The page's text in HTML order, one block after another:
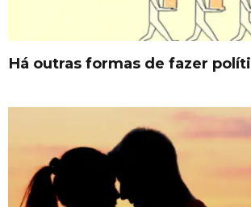
Há outras formas de fazer